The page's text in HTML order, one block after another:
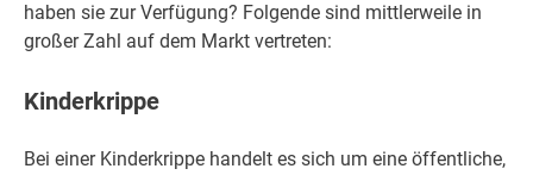
haben sie zur Verfügung? Folgende sind mittlerweile in
großer Zahl auf dem Markt vertreten:
Kinderkrippe
Bei einer Kinderkrippe handelt es sich um eine öffentliche,